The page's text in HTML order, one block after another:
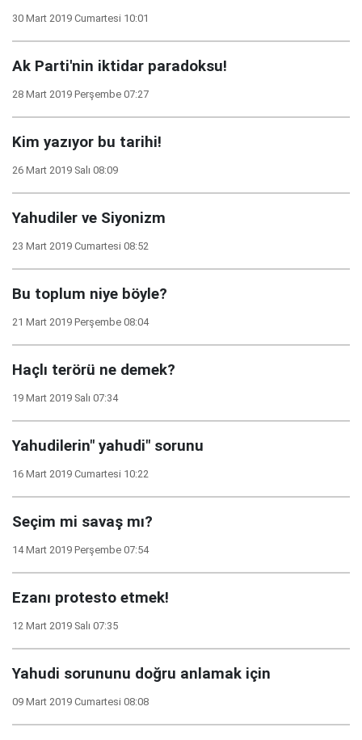
30 Mart 2019 Cumartesi 10:01
Ak Parti'nin iktidar paradoksu!
28 Mart 2019 Perşembe 07:27
Kim yazıyor bu tarihi!
26 Mart 2019 Salı 08:09
Yahudiler ve Siyonizm
23 Mart 2019 Cumartesi 08:52
Bu toplum niye böyle?
21 Mart 2019 Perşembe 08:04
Haçlı terörü ne demek?
19 Mart 2019 Salı 07:34
Yahudilerin" yahudi" sorunu
16 Mart 2019 Cumartesi 10:22
Seçim mi savaş mı?
14 Mart 2019 Perşembe 07:54
Ezanı protesto etmek!
12 Mart 2019 Salı 07:35
Yahudi sorununu doğru anlamak için
09 Mart 2019 Cumartesi 08:08